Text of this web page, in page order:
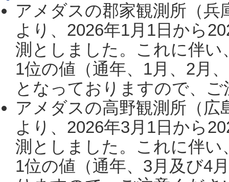
アメダスの郡家観測所（
より、2026年1月1日から
測としました。これに伴い
1位の値（通年、1月、2月
となっておりますので、
アメダスの高野観測所（
より、2026年3月1日から
測としました。これに伴い
1位の値（通年、3月及び4